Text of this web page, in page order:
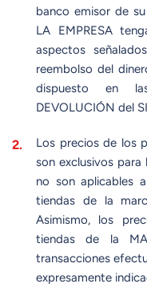
banco emisor de
LA EMPRESA
aspectos
reembolso del
dispuesto en
DEVOLUCIÓN del
Los precios de los
son exclusivos
no son aplicables
tiendas de la
Asimismo, los
tiendas de la
transacciones
expresamente